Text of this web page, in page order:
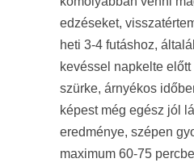
edzéseket,
heti 3-4 futáshoz,
kevéssel napkelte
szürke, árnyékos
képest még egész jól
eredménye, szépen
maximum 60-75